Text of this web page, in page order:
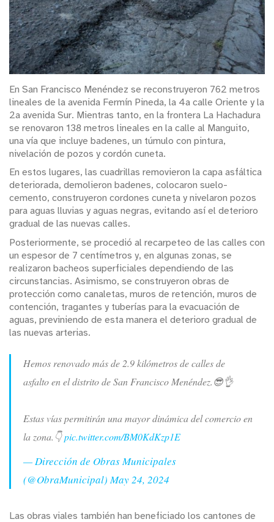
En San Francisco Menéndez se reconstruyeron 762 metros
lineales de la avenida Fermín Pineda, la 4a calle Oriente y la
2a avenida Sur. Mientras tanto, en la frontera La Hachadura
se renovaron 138 metros lineales en la calle al Manguito,
una vía que incluye badenes, un túmulo con pintura,
nivelación de pozos y cordón cuneta.
En estos lugares, las cuadrillas removieron la capa asfáltica
deteriorada, demolieron badenes, colocaron suelo-
cemento, construyeron cordones cuneta y nivelaron pozos
para aguas lluvias y aguas negras, evitando así el deterioro
gradual de las nuevas calles.
Posteriormente, se procedió al recarpeteo de las calles con
un espesor de 7 centímetros y, en algunas zonas, se
realizaron bacheos superficiales dependiendo de las
circunstancias. Asimismo, se construyeron obras de
protección como canaletas, muros de retención, muros de
contención, tragantes y tuberías para la evacuación de
aguas, previniendo de esta manera el deterioro gradual de
las nuevas arterias.
Hemos renovado más de 2.9 kilómetros de calles de
asfalto en el distrito de San Francisco Menéndez.😎👌
Estas vías permitirán una mayor dinámica del comercio en
la zona.👇pic.twitter.com/BM0KdKzp1E
— Dirección de Obras Municipales
(@ObraMunicipal) May 24, 2024
Las obras viales también han beneficiado los cantones de